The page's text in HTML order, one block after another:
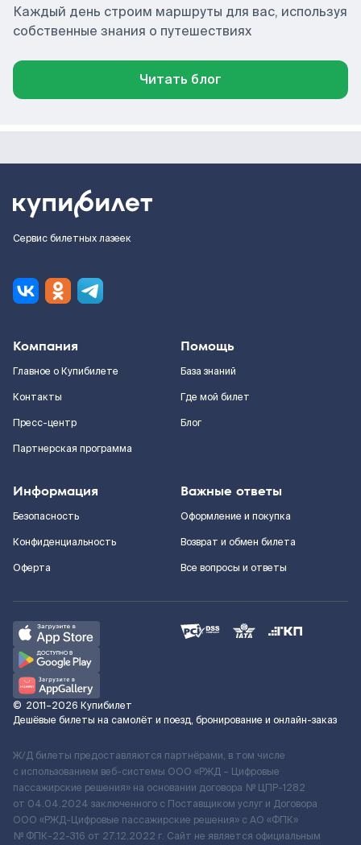
Каждый день строим маршруты для вас, используя
собственные знания о путешествиях
Читать блог
Сервис билетных лазеек
Компания
Главное о Купибилете
Контакты
Пресс-центр
Партнерская программа
Помощь
База знаний
Где мой билет
Блог
Информация
Безопасность
Конфиденциальность
Оферта
Важные ответы
Оформление и покупка
Возврат и обмен билета
Все вопросы и ответы
© 2011–2026 Купибилет
Дешёвые билеты на самолёт и поезд, бронирование и онлайн-заказ
Ж/Д билеты предоставляются партнёрами, в том числе
с использованием веб-системы ООО «РЖД – Цифровые
пассажирские решения» на основании договора № ЦПР-1282
от 04.04.2024 заключенного с Поставщиком услуг и Договора
ООО «РЖД-Цифровые пассажирские решения» c АО «ФПК»
№ ФПК-22-316 от 27.12.2022 г. Сайт не является официальным